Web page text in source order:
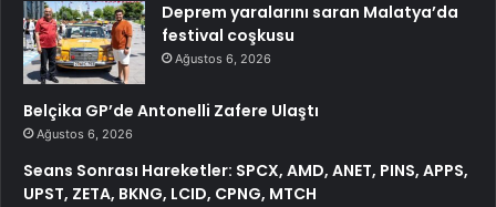
Deprem yaralarını saran Malatya’da
festival coşkusu
Ağustos 6, 2026
Belçika GP’de Antonelli Zafere Ulaştı
Ağustos 6, 2026
Seans Sonrası Hareketler: SPCX, AMD, ANET, PINS, APPS,
UPST, ZETA, BKNG, LCID, CPNG, MTCH